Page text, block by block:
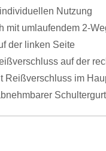
Nutzung
mit umlaufendem 2-
der linken Seite
auf der
Reißverschluss im
Schultergurt